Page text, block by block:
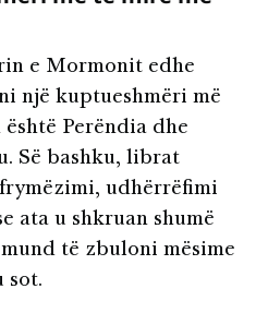
e Mormonit edhe
një kuptueshmëri më
Perëndia dhe
Së bashku, librat
udhërrëfimi
ata u shkruan shumë
të zbuloni mësime
sot.